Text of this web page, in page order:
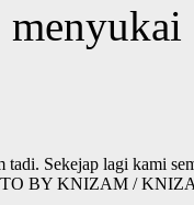
Sekejap lagi kami
BY KNIZAM /